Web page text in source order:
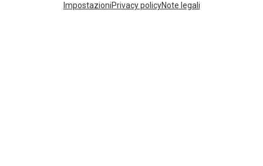
ImpostazioniPrivacy policyNote legali